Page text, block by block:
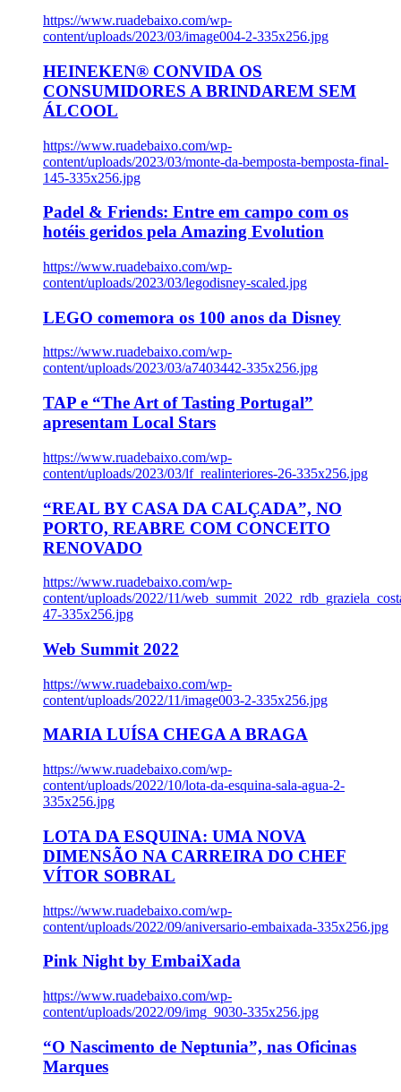
https://www.ruadebaixo.com/wp-
content/uploads/2023/03/image004-2-335x256.jpg
HEINEKEN® CONVIDA OS
CONSUMIDORES A BRINDAREM SEM
ÁLCOOL
https://www.ruadebaixo.com/wp-
content/uploads/2023/03/monte-da-bemposta-bemposta-final-
145-335x256.jpg
Padel & Friends: Entre em campo com os
hotéis geridos pela Amazing Evolution
https://www.ruadebaixo.com/wp-
content/uploads/2023/03/legodisney-scaled.jpg
LEGO comemora os 100 anos da Disney
https://www.ruadebaixo.com/wp-
content/uploads/2023/03/a7403442-335x256.jpg
TAP e “The Art of Tasting Portugal”
apresentam Local Stars
https://www.ruadebaixo.com/wp-
content/uploads/2023/03/lf_realinteriores-26-335x256.jpg
“REAL BY CASA DA CALÇADA”, NO
PORTO, REABRE COM CONCEITO
RENOVADO
https://www.ruadebaixo.com/wp-
content/uploads/2022/11/
47-335x256.jpg
Web Summit 2022
https://www.ruadebaixo.com/wp-
content/uploads/2022/11/image003-2-335x256.jpg
MARIA LUÍSA CHEGA A BRAGA
https://www.ruadebaixo.com/wp-
content/uploads/2022/10/lota-da-esquina-sala-agua-2-
335x256.jpg
LOTA DA ESQUINA: UMA NOVA
DIMENSÃO NA CARREIRA DO CHEF
VÍTOR SOBRAL
https://www.ruadebaixo.com/wp-
content/uploads/2022/09/aniversario-embaixada-335x256.jpg
Pink Night by EmbaiXada
https://www.ruadebaixo.com/wp-
content/uploads/2022/09/img_9030-335x256.jpg
“O Nascimento de Neptunia”, nas Oficinas
Marques